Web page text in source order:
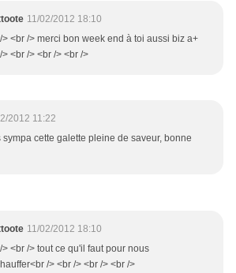
11/02/2012 18:10
> <br /> merci bon week end à toi aussi biz a+
> <br /> <br /> <br />
2012 11:22
sympa cette galette pleine de saveur, bonne
11/02/2012 18:10
> <br /> tout ce qu'il faut pour nous
/> <br /> <br /> <br />